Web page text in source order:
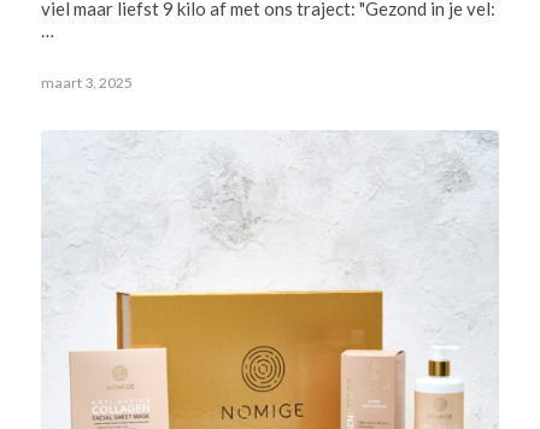
viel maar liefst 9 kilo af met ons traject: "Gezond in je vel:
…
maart 3, 2025